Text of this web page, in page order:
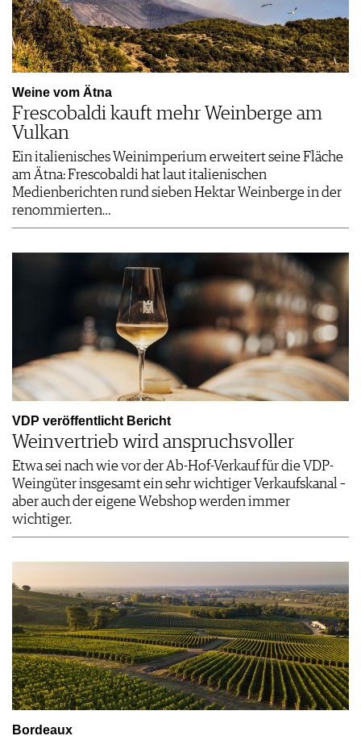
Weine vom Ätna
Frescobaldi kauft mehr Weinberge am
Vulkan
Ein italienisches Weinimperium erweitert seine Fläche
am Ätna: Frescobaldi hat laut italienischen
Medienberichten rund sieben Hektar Weinberge in der
renommierten…
VDP veröffentlicht Bericht
Weinvertrieb wird anspruchsvoller
Etwa sei nach wie vor der Ab-Hof-Verkauf für die VDP-
Weingüter insgesamt ein sehr wichtiger Verkaufskanal –
aber auch der eigene Webshop werden immer
wichtiger.
Bordeaux